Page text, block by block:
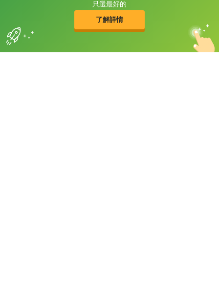
只選最好的
了解詳情
攻其不背
的品牌故事